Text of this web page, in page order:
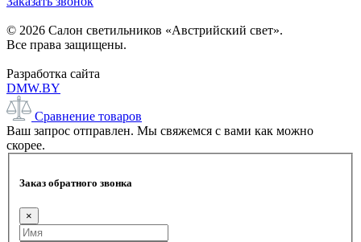
© 2026 Салон светильников «Австрийский свет».
Все права защищены.
Разработка сайта
DMW.BY
Сравнение товаров
Ваш запрос отправлен. Мы свяжемся с вами как можно
скорее.
Заказ обратного звонка
×